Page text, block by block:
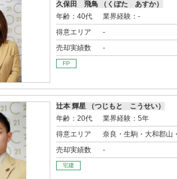
久保田 飛鳥 （くぼた あすか）
年齢：40代
業界経験：-
得意エリア
-
売却実績数
-
FP
辻本 輝星 （つじもと こうせい）
年齢：20代
業界経験：5年
得意エリア
奈良・生駒・大和郡山
売却実績数
-
宅建